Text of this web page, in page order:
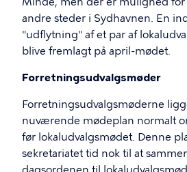
andre steder i Sydhavnen. En
"udflytning" af et par af
blive fremlagt på april-mødet.
Forretningsudvalgsmøder
Forretningsudvalgsmøderne
nuværende mødeplan normalt
før lokaludvalgsmødet. Denne
sekretariatet tid nok til at